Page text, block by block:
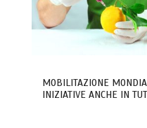
MOBILITAZIONE
INIZIATIVE ANCHE IN